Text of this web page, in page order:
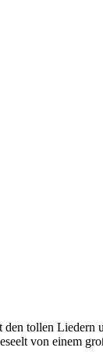
tollen Liedern
von einem